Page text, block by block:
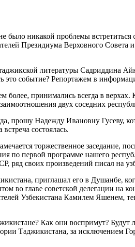
никакой проблемы встретиться
Президиума Верховного
литературы Садриддина
это событие? Репортажем в
принимались всегда в
двух соседних
прошу Надежду Ивановну Гусеву,
состоялась.
торжественное заседание,
по первой программе нашего
своих произведений писал на
приглашал его в Душанбе,
во главе советской делегации на
Узбекистана Камилем Яшенем,
Как они воспримут? Будут
Таджикистана, за исключением